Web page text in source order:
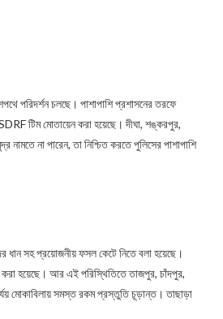
পরিদর্শন চলছে। পাশাপাশি প্রশাসনের তরফে
টিম মোতায়েন করা হয়েছে। দীঘা, শঙ্করপুর,
না পারেন, তা নিশ্চিত করতে পুলিসের পাশাপাশি
ধান সহ প্রয়োজনীয় ফসল কেটে নিতে বলা হয়েছে।
করা হয়েছে। আর এই পরিস্থিতিতে তাজপুর, চাঁদপুর,
মোকাবিলায় সমস্ত রকম প্রস্তুতি চূড়ান্ত। তাছাড়া